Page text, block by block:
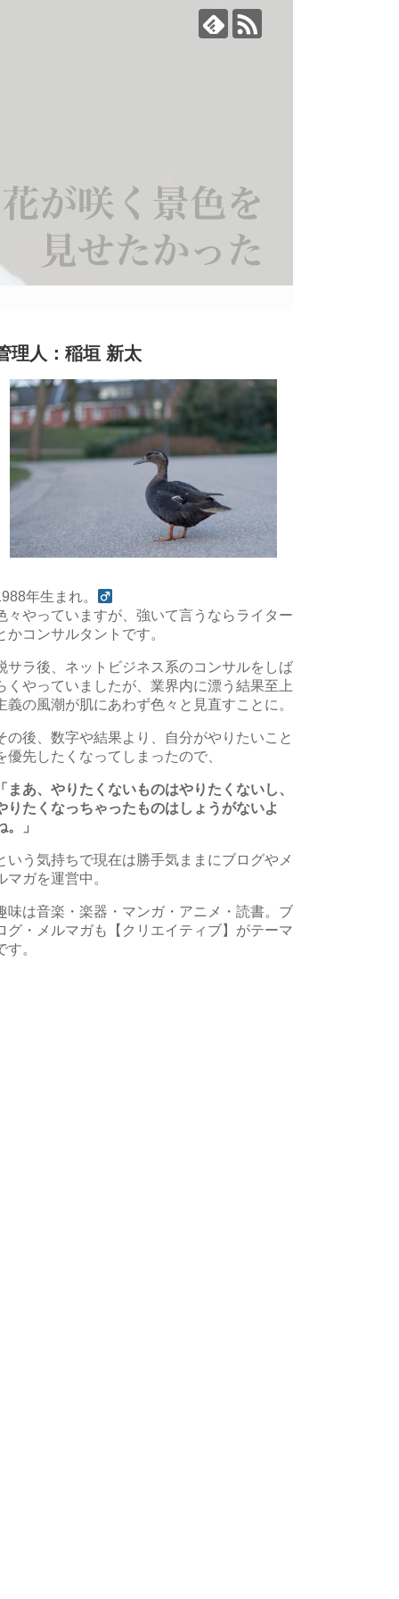
理人：稲垣 新太
年生まれ。
々やっていますが、強いて言うならライター
かコンサルタントです。
サラ後、ネットビジネス系のコンサルをしば
くやっていましたが、業界内に漂う結果至上
義の風潮が肌にあわず色々と見直すことに。
の後、数字や結果より、自分がやりたいこと
優先したくなってしまったので、
まあ、やりたくないものはやりたくないし、
りたくなっちゃったものはしょうがないよ
。」
いう気持ちで現在は勝手気ままにブログやメ
マガを運営中。
味は音楽・楽器・マンガ・アニメ・読書。ブ
グ・メルマガも【クリエイティブ】がテーマ
す。